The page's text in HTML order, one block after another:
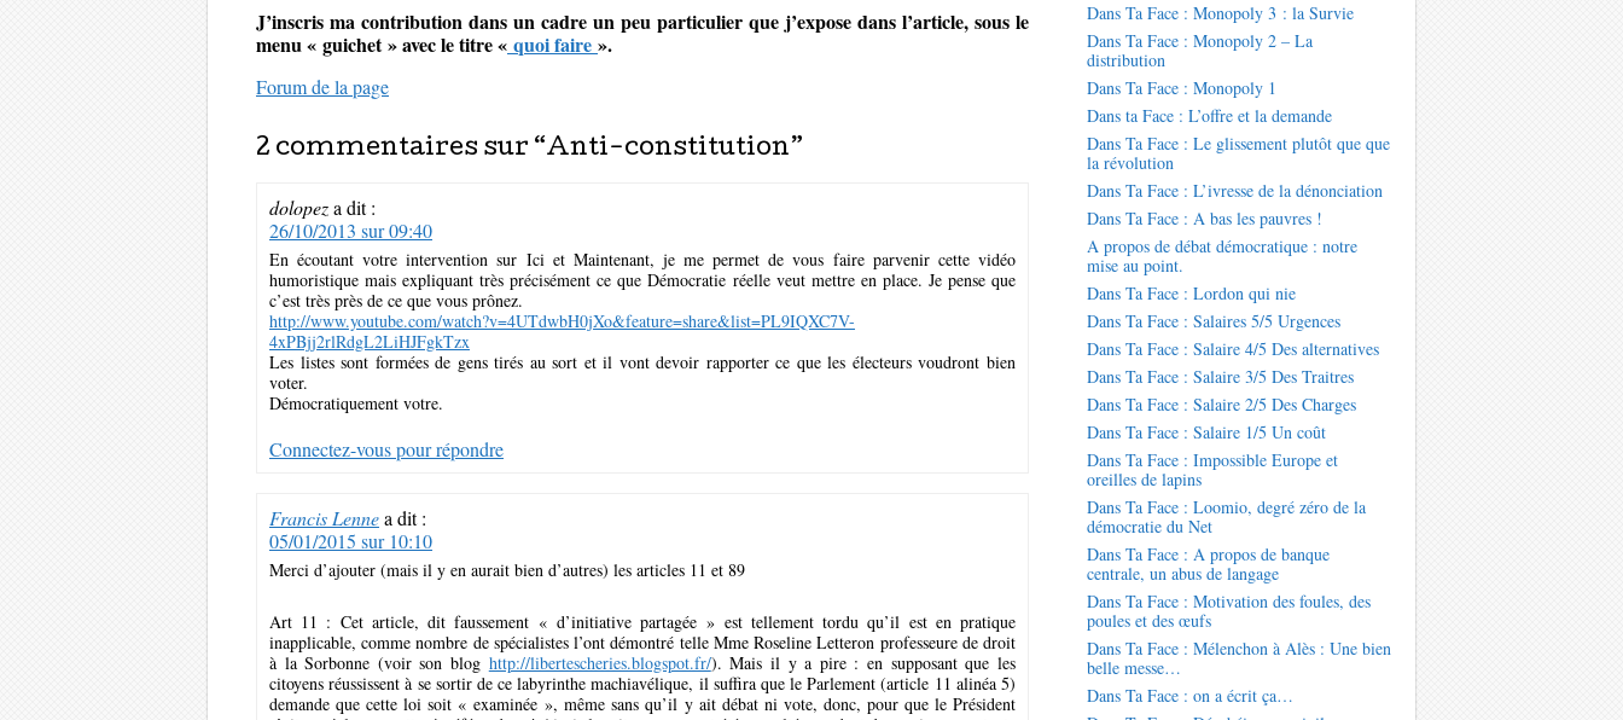
J’inscris ma contribution dans un cadre un peu particulier que j’expose dans l’article, sous le
menu « guichet » avec le titre « quoi faire ».
Forum de la page
2 commentaires sur “Anti-constitution”
dolopeza dit :
26/10/2013 sur 09:40
En écoutant votre intervention sur Ici et Maintenant, je me permet de vous faire parvenir cette vidéo
humoristique mais expliquant très précisément ce que Démocratie réelle veut mettre en place. Je pense que
c’est très près de ce que vous prônez.
http://www.youtube.com/watch?v=4UTdwbH0jXo&feature=share&list=PL9IQXC7V-
4xPBjj2rlRdgL2LiHJFgkTzx
Les listes sont formées de gens tirés au sort et il vont devoir rapporter ce que les électeurs voudront bien
voter.
Démocratiquement votre.
Connectez-vous pour répondre
Francis Lennea dit :
05/01/2015 sur 10:10
Merci d’ajouter (mais il y en aurait bien d’autres) les articles 11 et 89
Art 11 : Cet article, dit faussement « d’initiative partagée » est tellement tordu qu’il est en pratique
inapplicable, comme nombre de spécialistes l’ont démontré telle Mme Roseline Letteron professeure de droit
à la Sorbonne (voir son blog http://libertescheries.blogspot.fr/). Mais il y a pire : en supposant que les
citoyens réussissent à se sortir de ce labyrinthe machiavélique, il suffira que le Parlement (article 11 alinéa 5)
demande que cette loi soit « examinée », même sans qu’il y ait débat ni vote, donc, pour que le Président
Dans Ta Face : Monopoly 3 : la Survie
Dans Ta Face : Monopoly 2 – La
distribution
Dans Ta Face : Monopoly 1
Dans ta Face : L’offre et la demande
Dans Ta Face : Le glissement plutôt que que
la révolution
Dans Ta Face : L’ivresse de la dénonciation
Dans Ta Face : A bas les pauvres !
A propos de débat démocratique : notre
mise au point.
Dans Ta Face : Lordon qui nie
Dans Ta Face : Salaires 5/5 Urgences
Dans Ta Face : Salaire 4/5 Des alternatives
Dans Ta Face : Salaire 3/5 Des Traitres
Dans Ta Face : Salaire 2/5 Des Charges
Dans Ta Face : Salaire 1/5 Un coût
Dans Ta Face : Impossible Europe et
oreilles de lapins
Dans Ta Face : Loomio, degré zéro de la
démocratie du Net
Dans Ta Face : A propos de banque
centrale, un abus de langage
Dans Ta Face : Motivation des foules, des
poules et des œufs
Dans Ta Face : Mélenchon à Alès : Une bien
belle messe…
Dans Ta Face : on a écrit ça…